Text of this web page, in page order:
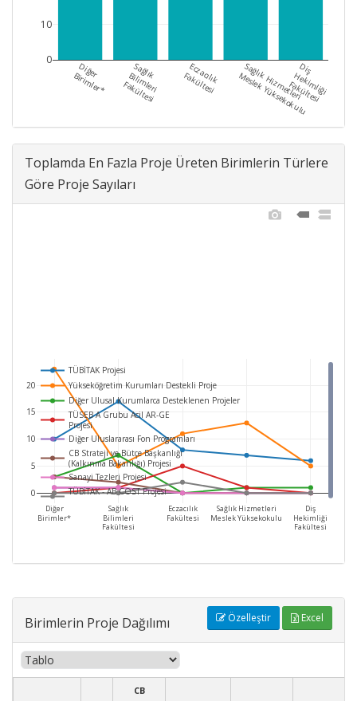
Diğer
Birimler* Sağlık
Bilimleri
Fakültesi
Eczacılık
Fakültesi Sağlık Hizmetleri
Meslek Yüksekokulu
Diş
Hekimliği
Fakültesi
0
10
Toplamda En Fazla Proje Üreten Birimlerin Türlere
Göre Proje Sayıları
Diğer
Birimler*
Sağlık
Bilimleri
Fakültesi
Eczacılık
Fakültesi
Sağlık Hizmetleri
Meslek Yüksekokulu
Diş
Hekimliği
Fakültesi
0
5
10
15
20
TÜBİTAK Projesi
Yükseköğretim Kurumları Destekli Proje
Diğer Ulusal Kurumlarca Desteklenen Projeler
TÜSEB A Grubu Acil AR-GE
Projesi
Diğer Uluslararası Fon Programları
CB Strateji ve Bütçe Başkanlığı
(Kalkınma Bakanlığı) Projesi
Sanayi Tezleri Projesi
TÜBİTAK - AB COST Projesi
Birimlerin Proje Dağılımı Özelleştir Excel
CB